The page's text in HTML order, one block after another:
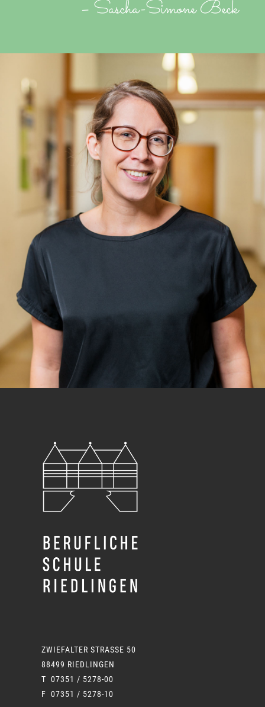
–Sascha-Simone Beck
ZWIEFALTER STRASSE 50
88499 RIEDLINGEN
T 07351 / 5278-00
F 07351 / 5278-10